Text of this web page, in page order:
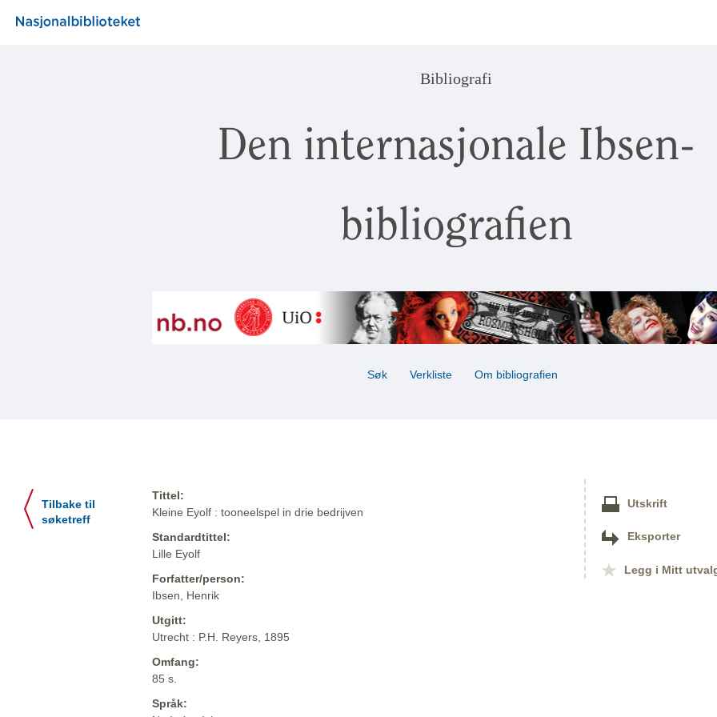
Bibliografi
Den internasjonale Ibsen-
bibliografien
Søk Verkliste Om bibliografien
Tilbake til
søketreff
Tittel:
Kleine Eyolf : tooneelspel in drie bedrijven
Standardtittel:
Lille Eyolf
Forfatter/person:
Ibsen, Henrik
Utgitt:
Utrecht : P.H. Reyers, 1895
Omfang:
85 s.
Språk:
Utskrift
Eksporter
Legg i Mitt